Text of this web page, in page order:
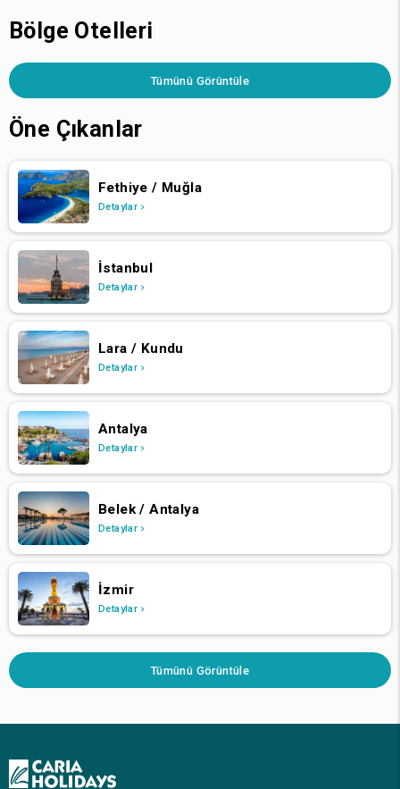
Bölge Otelleri
Tümünü Görüntüle
Öne Çıkanlar
Fethiye / Muğla
Detaylar
İstanbul
Detaylar
Lara / Kundu
Detaylar
Antalya
Detaylar
Belek / Antalya
Detaylar
İzmir
Detaylar
Tümünü Görüntüle